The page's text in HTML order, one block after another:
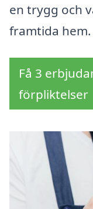
en trygg och
framtida hem.
Få 3
förpliktelser